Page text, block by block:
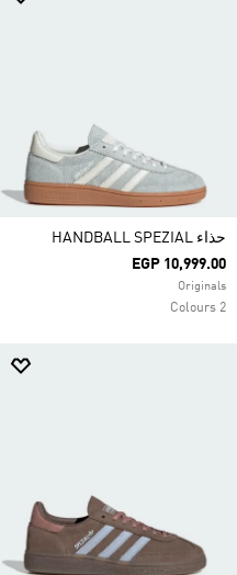
حذاء HANDBALL SPEZIAL
EGP 10,999.00
Originals
2 Colours